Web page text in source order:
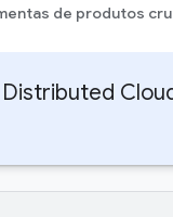
de produtos